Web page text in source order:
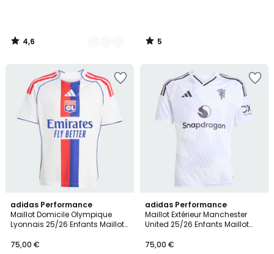
4,6
/
5
/
adidas Performance
Maillot Domicile Olympique
Lyonnais 25/26 Enfants Maillot
25/26 Enfants
75,00 €
5
/
5
adidas Performance
Maillot Extérieur Manchester
United 25/26 Enfants Maillot
25/26 Enfants
75,00 €
5
/
5